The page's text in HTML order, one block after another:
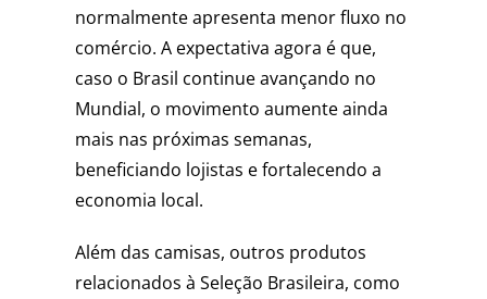
normalmente apresenta menor fluxo no
comércio. A expectativa agora é que,
caso o Brasil continue avançando no
Mundial, o movimento aumente ainda
mais nas próximas semanas,
beneficiando lojistas e fortalecendo a
economia local.
Além das camisas, outros produtos
relacionados à Seleção Brasileira, como